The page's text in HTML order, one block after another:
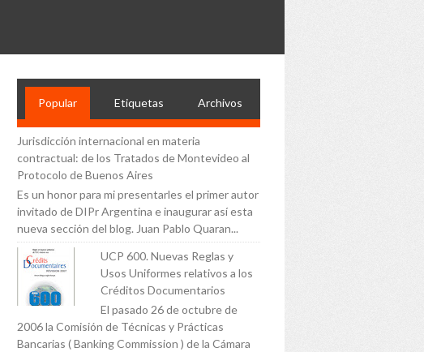
Popular Etiquetas Archivos
Jurisdicción internacional en materia
contractual: de los Tratados de Montevideo al
Protocolo de Buenos Aires
Es un honor para mi presentarles el primer autor
invitado de DIPr Argentina e inaugurar así esta
nueva sección del blog. Juan Pablo Quaran...
UCP 600. Nuevas Reglas y
Usos Uniformes relativos a los
Créditos Documentarios
El pasado 26 de octubre de
2006 la Comisión de Técnicas y Prácticas
Bancarias ( Banking Commission ) de la Cámara